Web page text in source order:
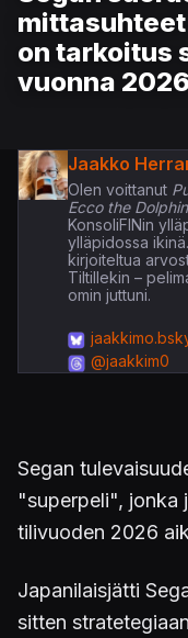
on tarkoitus
vuonna 2026
Jaakko
Olen voittanut
Ecco the
KonsoliFINin
ylläpidossa
kirjoiteltua
Tiltillekin –
omin juttuni.
@jaakkim0
Segan
"superpeli", jonka
tilivuoden 2026
Japanilaisjätti
sitten